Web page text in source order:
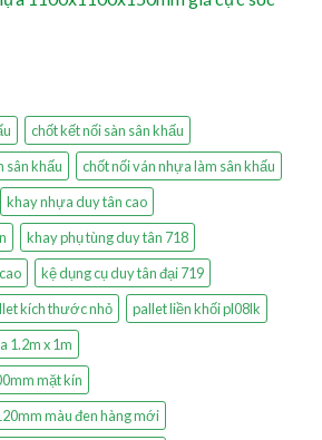
chốt kết nối sàn sân khấu
sân khấu
chốt nối ván nhựa làm sân khấu
khay nhựa duy tân cao
khay phụ tùng duy tân 718
kệ dụng cụ duy tân đại 719
kích thước nhỏ
pallet liền khối pl08lk
1.2m x 1m
mặt kín
màu đen hàng mới